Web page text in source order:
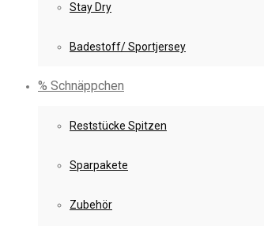
Stay Dry
Badestoff/ Sportjersey
% Schnäppchen
Reststücke Spitzen
Sparpakete
Zubehör